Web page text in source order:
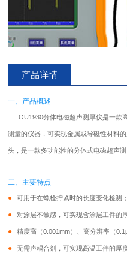
产品详情
一、产品概述
OU1930分体电磁超声测厚仪是一款
测量的仪器，可实现金属或导磁性材料
头，是一款多功能性的分体式电磁超声
二、主要特点
●
可用于在螺栓拧紧时的长度变化检测；
● 对涂层不敏感，可实现含涂层工件的
● 精度高（0.001mm）、高分辨率（
● 无需声耦合剂，可实现高温工件的厚